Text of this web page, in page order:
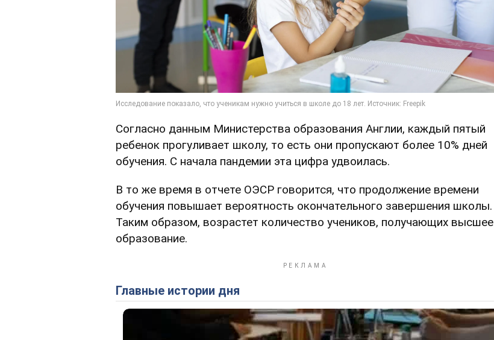
Согласно данным Министерства образования Англии, каждый пятый
ребенок прогуливает школу, то есть они пропускают более 10% дней
обучения. С начала пандемии эта цифра удвоилась.
В то же время в отчете ОЭСР говорится, что продолжение времени
обучения повышает вероятность окончательного завершения школы.
Таким образом, возрастет количество учеников, получающих высшее
образование.
Главные истории дня